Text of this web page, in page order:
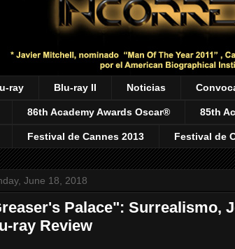
ray Blu-ray II Noticias
86th Academy Awards Oscar® 85th
Festival de Cannes 2013 Festival de
June 18, 2018
Palace": Surrealismo,
ray Review